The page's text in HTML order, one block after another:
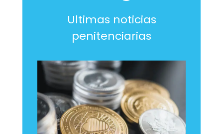
Ultimas noticias
penitenciarias